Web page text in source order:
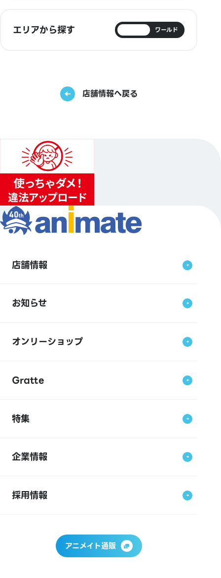
エリアから探す ワールド
店舗情報へ戻る
店舗情報
お知らせ
オンリーショップ
Gratte
特集
企業情報
採用情報
アニメイト通販